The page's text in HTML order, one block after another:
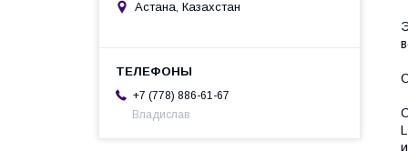
Астана, Казахстан
+7 (778) 886-61-67
Владислав